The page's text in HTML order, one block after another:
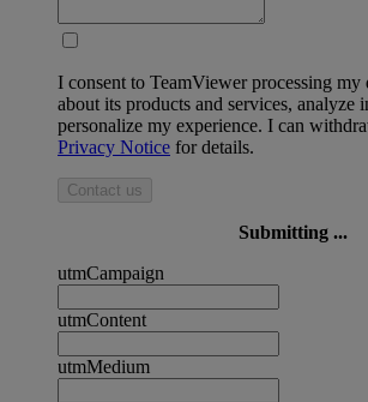
I consent to TeamViewer processing my
about its products and services, analyze
personalize my experience. I can
Privacy Notice for details.
Contact us
Submitting ...
utmCampaign
utmContent
utmMedium